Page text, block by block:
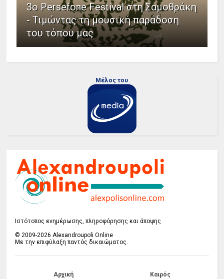
3ο Persefone Festival στη Σαμοθράκη
- Τιμώντας τη μουσική παράδοση
του τόπου μας
Μέλος του
Ιστότοπος ενημέρωσης, πληροφόρησης και άποψης
© 2009-2026 Alexandroupoli Online
Με την επιφύλαξη παντός δικαιώματος.
Αρχική Καιρός